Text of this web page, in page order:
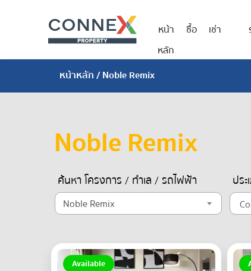
หน้า
หลัก
ซื้อ เช่า
หน้าหลัก/ Noble Remix
Noble Remix
ค้นหา โครงการ / ทำเล / รถไฟฟ้า
Noble Remix
ปร
Available